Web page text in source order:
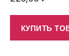
КУПИТЬ